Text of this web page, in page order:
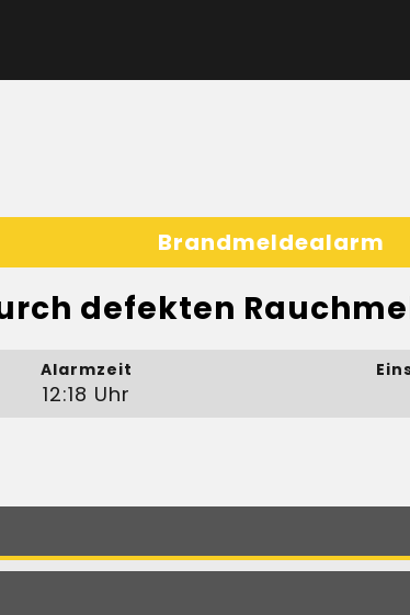
Brandmeldealarm
defekten
Alarmzeit
12:18 Uhr